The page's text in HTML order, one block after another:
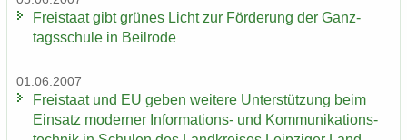
Frei­staat gibt grü­nes Licht zur För­de­rung der Ganz­
tags­schu­le in Beil­ro­de
01.06.2007
Frei­staat und EU geben wei­te­re Un­ter­stüt­zung beim
Ein­satz mo­der­ner Informations-​ und Kom­mu­ni­ka­ti­ons­